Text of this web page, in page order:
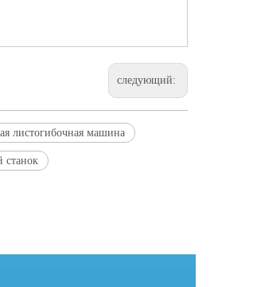
следующий:
листогибочная машина
станок